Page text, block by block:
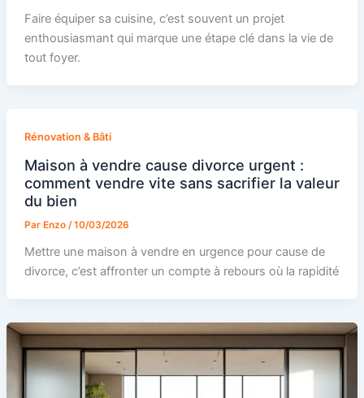
Faire équiper sa cuisine, c’est souvent un projet
enthousiasmant qui marque une étape clé dans la vie de
tout foyer.
Rénovation & Bâti
Maison à vendre cause divorce urgent :
comment vendre vite sans sacrifier la valeur
du bien
Par Enzo /10/03/2026
Mettre une maison à vendre en urgence pour cause de
divorce, c’est affronter un compte à rebours où la rapidité